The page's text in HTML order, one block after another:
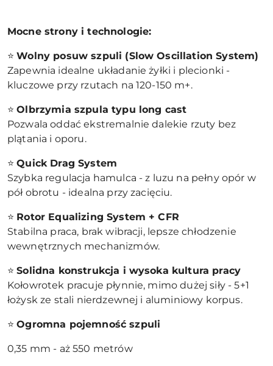
Mocne strony i technologie:
⭐Wolny posuw szpuli (Slow Oscillation System)
Zapewnia idealne układanie żyłki i plecionki -
kluczowe przy rzutach na 120-150 m+.
⭐Olbrzymia szpula typu long cast
Pozwala oddać ekstremalnie dalekie rzuty bez
plątania i oporu.
⭐Quick Drag System
Szybka regulacja hamulca - z luzu na pełny opór w
pół obrotu - idealna przy zacięciu.
⭐ Rotor Equalizing System + CFR
Stabilna praca, brak wibracji, lepsze chłodzenie
wewnętrznych mechanizmów.
⭐Solidna konstrukcja i wysoka kultura pracy
Kołowrotek pracuje płynnie, mimo dużej siły - 5+1
łożysk ze stali nierdzewnej i aluminiowy korpus.
⭐Ogromna pojemność szpuli
0,35 mm - aż 550 metrów